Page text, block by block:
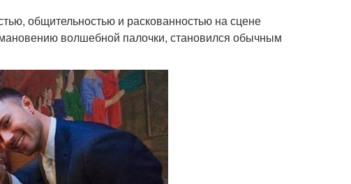
общительностью и раскованностью на сцене
волшебной палочки, становился обычным